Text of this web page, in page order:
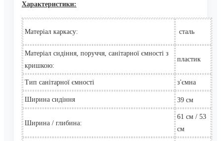
Характеристики:
Матеріал каркасу: сталь
Матеріал сидіння, поруччя, санітарної ємності з
кришкою:
пластик
Тип санітарної ємності з'ємна
Ширина сидіння 39 см
Ширина / глибина:
61 см / 53
см